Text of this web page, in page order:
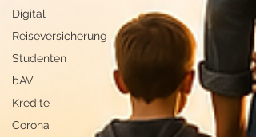
Digital
Reiseversicherung
Studenten
bAV
Kredite
Corona